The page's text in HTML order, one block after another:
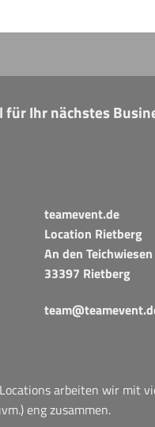
Ihr nächstes
teamevent.de
Location Rietberg
An den
33397 Rietberg
arbeiten wir mit
eng zusammen.